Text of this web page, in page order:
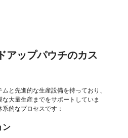
アップパウチのカス
と先進的な生産設備を持っており、
大量生産までをサポートしていま
的なプロセスです：
ン